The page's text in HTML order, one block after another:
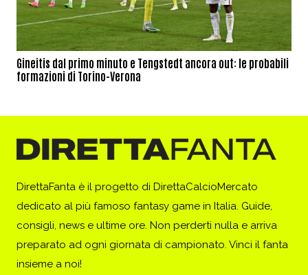
Gineitis dal primo minuto e Tengstedt ancora out: le probabili
formazioni di Torino-Verona
DirettaFanta è il progetto di DirettaCalcioMercato
dedicato al più famoso fantasy game in Italia. Guide,
consigli, news e ultime ore. Non perderti nulla e arriva
preparato ad ogni giornata di campionato. Vinci il fanta
insieme a noi!